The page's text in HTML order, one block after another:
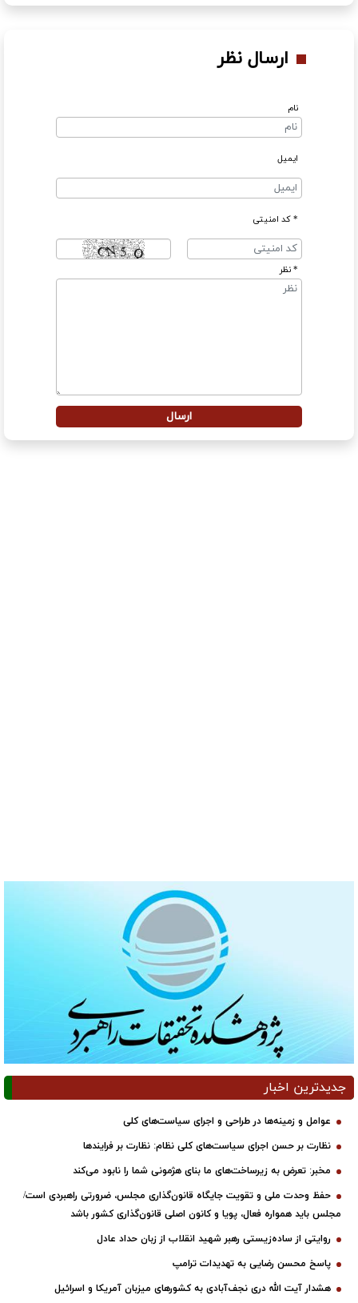
ارسال نظر
در طراحی و اجرای سیاست‌های کلی
اجرای سیاست‌های کلی نظام: نظارت بر فرایندها
به زیرساخت‌های ما بنای هژمونی شما را نابود می‌کند
و تقویت جایگاه قانون‌گذاری مجلس، ضرورتی راهبردی است/
فعال، پویا و کانون اصلی قانون‌گذاری کشور باشد
رهبر شهید انقلاب از زبان حداد عادل
رضایی به تهدیدات ترامپ
دری نجف‌آبادی به کشورهای میزبان آمریکا و اسرائیل